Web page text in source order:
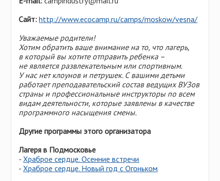
Сайт: http://www.ecocamp.ru/camps/moskow/vesna/
Уважаемые родители!
Хотим обратить ваше внимание на то, что лагерь,
в который вы хотите отправить ребенка –
не является развлекательным или спортивным.
У нас нет клоунов и петрушек. С вашими детьми
работает преподавательский состав ведущих ВУЗов
страны и профессиональные инструкторы по всем
видам деятельности, которые заявлены в качестве
программного насыщения смены.
Другие программы этого организатора
Лагеря в Подмосковье
- Храброе сердце. Осенние встречи
- Храброе сердце. Новый год с Огоньком